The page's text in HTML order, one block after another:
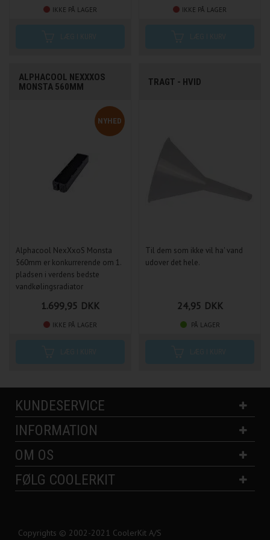
IKKE PÅ LAGER IKKE PÅ LAGER
ALPHACOOL NEXXXOS
MONSTA 560MM
NYHED
Alphacool NexXxoS Monsta
560mm er konkurrerende om 1.
pladsen i verdens bedste
vandkølingsradiator
1.699,95 DKK
IKKE PÅ LAGER
TRAGT - HVID
Til dem som ikke vil ha' vand
udover det hele.
24,95 DKK
PÅ LAGER
KUNDESERVICE
INFORMATION
OM OS
FØLG COOLERKIT
Copyrights © 2002-2021 CoolerKit A/S